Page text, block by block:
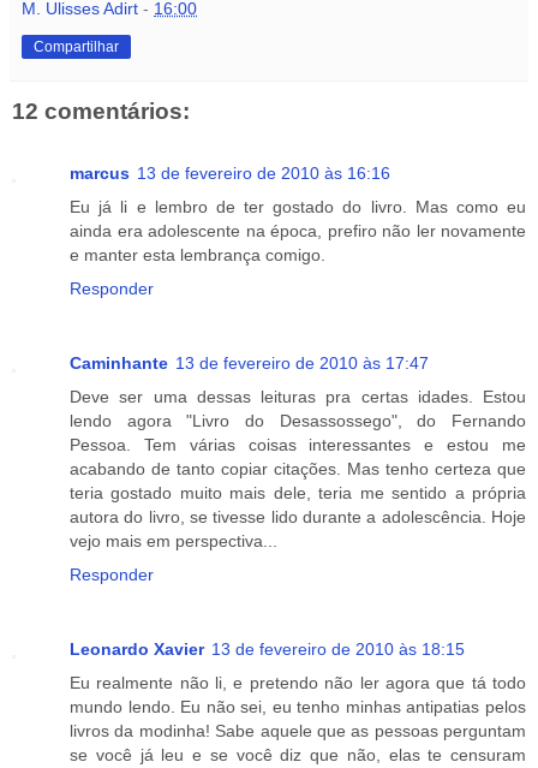
M. Ulisses Adirt - 16:00
Compartilhar
12 comentários:
marcus 13 de fevereiro de 2010 às 16:16
Eu já li e lembro de ter gostado do livro. Mas como eu
ainda era adolescente na época, prefiro não ler novamente
e manter esta lembrança comigo.
Responder
Caminhante 13 de fevereiro de 2010 às 17:47
Deve ser uma dessas leituras pra certas idades. Estou
lendo agora "Livro do Desassossego", do Fernando
Pessoa. Tem várias coisas interessantes e estou me
acabando de tanto copiar citações. Mas tenho certeza que
teria gostado muito mais dele, teria me sentido a própria
autora do livro, se tivesse lido durante a adolescência. Hoje
vejo mais em perspectiva...
Responder
Leonardo Xavier 13 de fevereiro de 2010 às 18:15
Eu realmente não li, e pretendo não ler agora que tá todo
mundo lendo. Eu não sei, eu tenho minhas antipatias pelos
livros da modinha! Sabe aquele que as pessoas perguntam
se você já leu e se você diz que não, elas te censuram